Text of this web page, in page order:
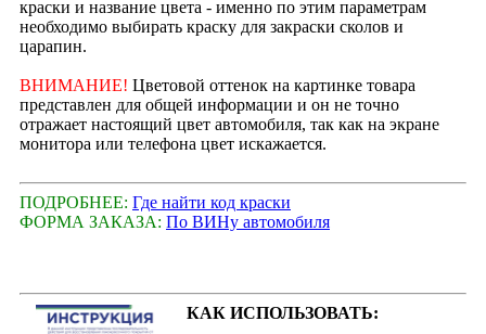
краски и название цвета - именно по этим параметрам
необходимо выбирать краску для закраски сколов и
царапин.
ВНИМАНИЕ! Цветовой оттенок на картинке товара
представлен для общей информации и он не точно
отражает настоящий цвет автомобиля, так как на экране
монитора или телефона цвет искажается.
ПОДРОБНЕЕ: Где найти код краски
ФОРМА ЗАКАЗА: По ВИНу автомобиля
КАК ИСПОЛЬЗОВАТЬ: